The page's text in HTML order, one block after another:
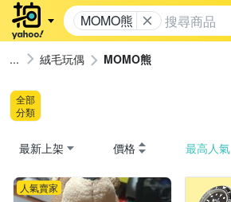
MOMO熊
絨毛玩偶 MOMO熊
全部
分類
最新上架 價格 最高人氣
人氣賣家